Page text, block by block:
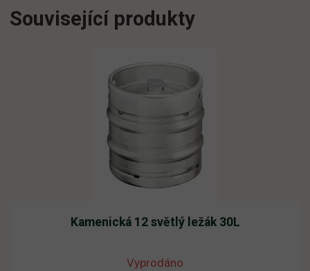
množství
Související produkty
Kamenická 12 světlý ležák 30L
Vyprodáno